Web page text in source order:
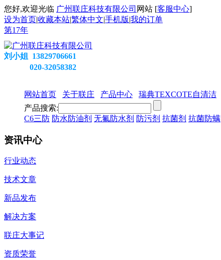
您好,欢迎光临 广州联庄科技有限公司 网站 [客服中心]
设为首页|收藏本站|繁体中文|手机版|我的订单
第17年
刘小姐 13829706661
020-32058382
网站首页 关于联庄 产品中心 瑞典TEXCOTE自清洁
产品搜索:
C6三防 防水防油剂 无氟防水剂 防污剂 抗菌剂 抗菌防螨
资讯中心
行业动态
技术文章
新品发布
解决方案
联庄大事记
资质荣誉